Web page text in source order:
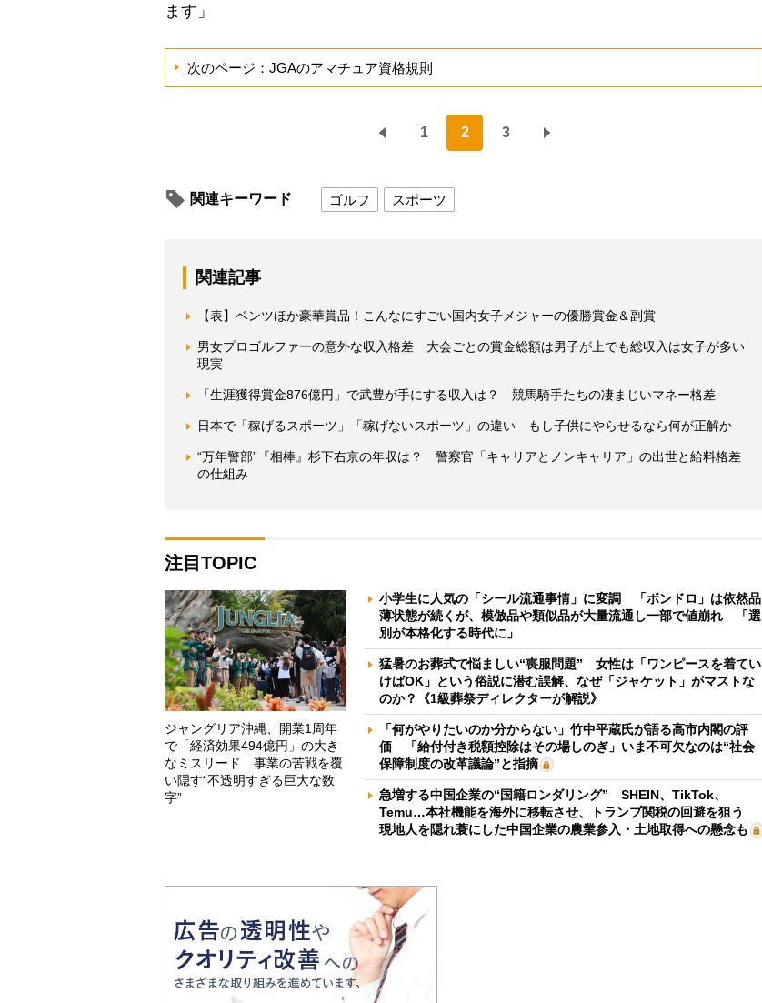
ます」
次のページ：JGAのアマチュア資格規則
1 2 3
関連キーワード ゴルフ スポーツ
関連記事
【表】ベンツほか豪華賞品！こんなにすごい国内女子メジャーの優勝賞金＆副賞
男女プロゴルファーの意外な収入格差 大会ごとの賞金総額は男子が上でも総収入は女子が多い
現実
「生涯獲得賞金876億円」で武豊が手にする収入は？ 競馬騎手たちの凄まじいマネー格差
日本で「稼げるスポーツ」「稼げないスポーツ」の違い もし子供にやらせるなら何が正解か
“万年警部”『相棒』杉下右京の年収は？ 警察官「キャリアとノンキャリア」の出世と給料格差
の仕組み
注目TOPIC
ジャングリア沖縄、開業1周年
で「経済効果494億円」の大き
なミスリード 事業の苦戦を覆
い隠す“不透明すぎる巨大な数
字”
小学生に人気の「シール流通事情」に変調 「ボンドロ」は依然品
薄状態が続くが、模倣品や類似品が大量流通し一部で値崩れ 「選
別が本格化する時代に」
猛暑のお葬式で悩ましい“喪服問題” 女性は「ワンピースを着てい
けばOK」という俗説に潜む誤解、なぜ「ジャケット」がマストな
のか？《1級葬祭ディレクターが解説》
「何がやりたいのか分からない」竹中平蔵氏が語る高市内閣の評
価 「給付付き税額控除はその場しのぎ」いま不可欠なのは“社会
保障制度の改革議論”と指摘
急増する中国企業の“国籍ロンダリング” SHEIN、TikTok、
Temu…本社機能を海外に移転させ、トランプ関税の回避を狙う
現地人を隠れ蓑にした中国企業の農業参入・土地取得への懸念も